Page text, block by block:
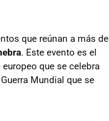
que reúnan a más de
. Este evento es el
que se celebra
Mundial que se